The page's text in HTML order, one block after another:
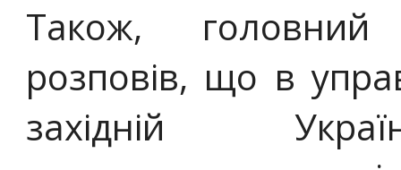
Також, головний
розповів, що в
західній